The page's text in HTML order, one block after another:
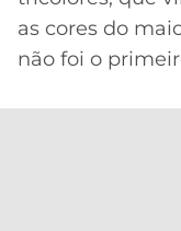
APPS
DE
LEAGUE
SUL-
as cores do
não foi o